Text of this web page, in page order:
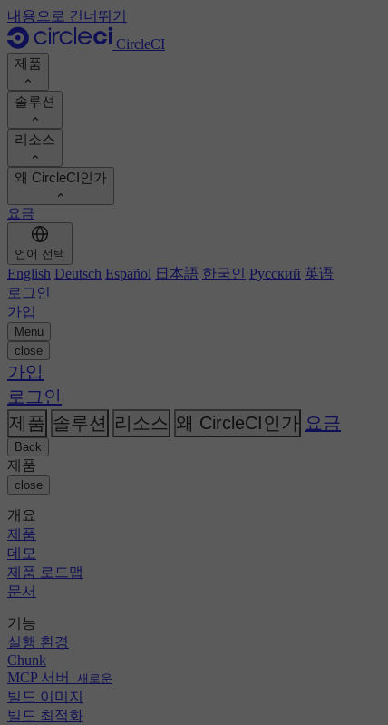
내용으로 건너뛰기
CircleCI
제품
제품
데모
제품 로드맵
실행 환경
Chunk
MCP 서버
빌드 이미지
빌드 최적화
오토스케일링
기술 서비스
GitHub
GitLab
Bitbucket
AWS
GCP
Azure
Kubernetes
솔루션
개발자
플랫폼 엔지니어
보안 엔지니어
엔지니어링 관리자
비즈니스 리더
AI 에이전트
자동화
지속적 통합
모바일
AI
릴리스 오케스트레이션
보안 및 규정 준수
엔터프라이즈
중소기업
스타트업
리소스
문서
지원 포털
Orbs 레지스트리
이미지 레지스트리
고객 사례
보고서 및 가이드
팟캐스트
블로그
주제
변경 로그
이벤트
오픈 소스
왜 CircleCI인가
ROI 계산하기
개발 생산성 향상
팀 벤치마킹
고객 성공 사례 보기
CircleCI 대 GitHub Actions
CircleCI 대 Harness
CircleCI 대 Buildkite
CircleCI 대 Jenkins
CircleCI 대 Bitrise
채용 정보
파트너
뉴스룸
요금
언어 선택
English Deutsch Español 日本語 한국인 Русский 英语
로그인
가입
Menu
close
가입
로그인
제품 솔루션 리소스 왜 CircleCI인가 요금
Back
제품
close
개요
제품
데모
제품 로드맵
문서
기능
실행 환경
Chunk
MCP 서버 새로운
빌드 이미지
빌드 최적화